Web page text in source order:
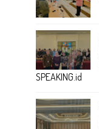
SPEAKING.id